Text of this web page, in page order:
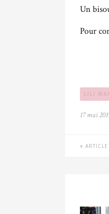
Un
Pour
LILI
17 mai